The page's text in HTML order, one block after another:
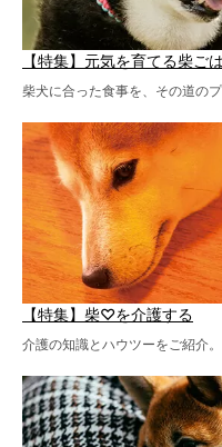
【特集】元気を育てる柴ご
柴犬に合った食事を、その道の
【特集】柴♡を介護する
介護の知識とハウツーをご紹介。